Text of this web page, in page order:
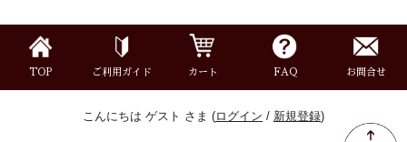
TOP ご利用ガイド カート FAQ お問合せ
こんにちは ゲスト さま (ログイン / 新規登録)
書籍・CD